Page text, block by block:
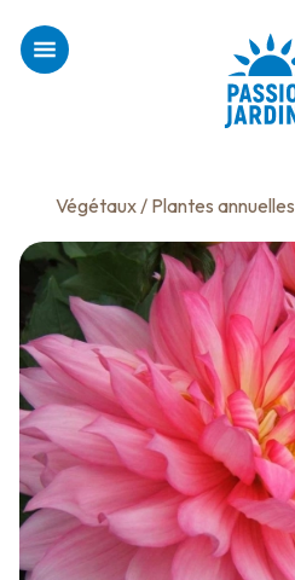
Végétaux/ Plantes annuelles